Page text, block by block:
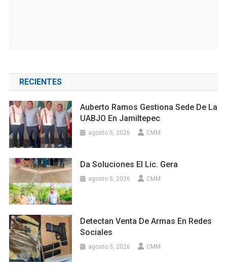
RECIENTES
Auberto Ramos Gestiona Sede De La
UABJO En Jamiltepec
agosto 5, 2026 CMM
Da Soluciones El Lic. Gera
agosto 5, 2026 CMM
Detectan Venta De Armas En Redes
Sociales
agosto 5, 2026 CMM